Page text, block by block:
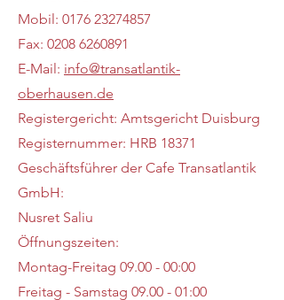
Mobil: 0176 23274857
Fax: 0208 6260891
E-Mail: info@transatlantik-
oberhausen.de
Registergericht: Amtsgericht Duisburg
Registernummer: HRB 18371
Geschäftsführer der Cafe Transatlantik
GmbH:
Nusret Saliu
Öffnungszeiten:
Montag-Freitag 09.00 - 00:00
Freitag - Samstag 09.00 - 01:00